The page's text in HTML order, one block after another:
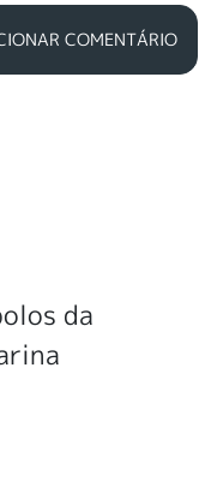
COMENTÁRIO
da